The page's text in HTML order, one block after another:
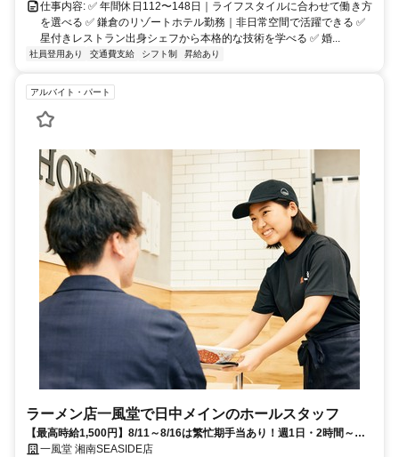
仕事内容: ✅ 年間休日112〜148日｜ライフスタイルに合わせて働き方
を選べる ✅ 鎌倉のリゾートホテル勤務｜非日常空間で活躍できる ✅
星付きレストラン出身シェフから本格的な技術を学べる ✅ 婚...
社員登用あり 交通費支給 シフト制 昇給あり
アルバイト・パート
ラーメン店一風堂で日中メインのホールスタッフ
【最高時給1,500円】8/11～8/16は繁忙期手当あり！週1日・2時間～◎
夏休み中も柔軟シフト
一風堂 湘南SEASIDE店